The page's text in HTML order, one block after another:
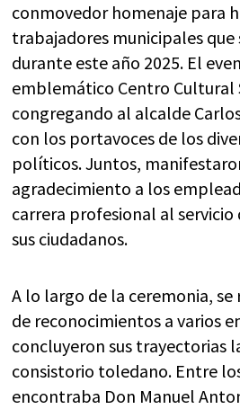
conmovedor homenaje para
trabajadores municipales que
durante este año 2025. El
emblemático Centro Cultural
congregando al alcalde
con los portavoces de los
políticos. Juntos,
agradecimiento a los
carrera profesional al servicio
sus ciudadanos.
A lo largo de la ceremonia,
de reconocimientos a varios
concluyeron sus trayectorias
consistorio toledano. Entre
encontraba Don Manuel